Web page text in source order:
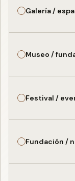
Galería /
Museo /
Festival /
Fundación /